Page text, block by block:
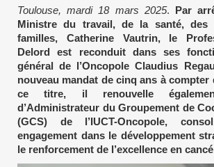
Toulouse, mardi 18 mars 2025. Par
Ministre du travail, de la santé, des
familles, Catherine Vautrin, le
Delord est reconduit dans ses
général de l’Oncopole Claudius
nouveau mandat de cinq ans à compter
ce titre, il renouvelle
d’Administrateur du Groupement de
(GCS) de l’IUCT-Oncopole,
engagement dans le développement
le renforcement de l’excellence en